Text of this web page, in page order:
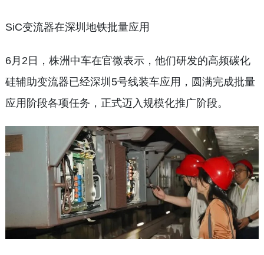
SiC变流器在深圳地铁批量应用
6月2日，株洲中车在官微表示，他们研发的高频碳化
硅辅助变流器已经深圳5号线装车应用，圆满完成批量
应用阶段各项任务，正式迈入规模化推广阶段。